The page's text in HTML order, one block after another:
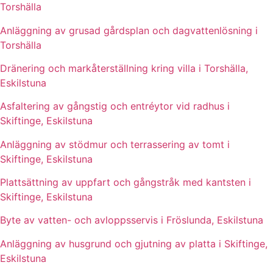
Torshälla
Anläggning av grusad gårdsplan och dagvattenlösning i
Torshälla
Dränering och markåterställning kring villa i Torshälla,
Eskilstuna
Asfaltering av gångstig och entréytor vid radhus i
Skiftinge, Eskilstuna
Anläggning av stödmur och terrassering av tomt i
Skiftinge, Eskilstuna
Plattsättning av uppfart och gångstråk med kantsten i
Skiftinge, Eskilstuna
Byte av vatten- och avloppsservis i Fröslunda, Eskilstuna
Anläggning av husgrund och gjutning av platta i Skiftinge,
Eskilstuna